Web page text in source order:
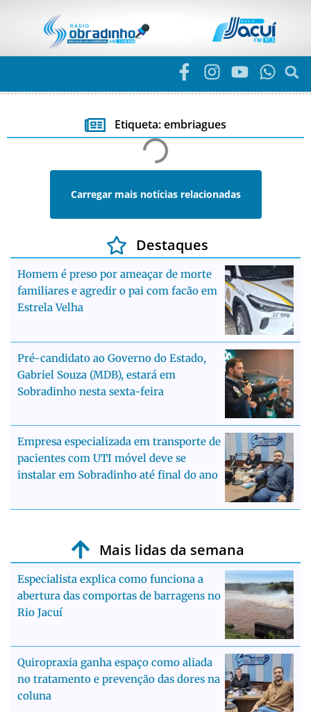
Etiqueta: embriagues
Carregar mais notícias relacionadas
Destaques
Homem é preso por ameaçar de morte
familiares e agredir o pai com facão em
Estrela Velha
Pré-candidato ao Governo do Estado,
Gabriel Souza (MDB), estará em
Sobradinho nesta sexta-feira
Empresa especializada em transporte de
pacientes com UTI móvel deve se
instalar em Sobradinho até final do ano
Mais lidas da semana
Especialista explica como funciona a
abertura das comportas de barragens no
Rio Jacuí
Quiropraxia ganha espaço como aliada
no tratamento e prevenção das dores na
coluna